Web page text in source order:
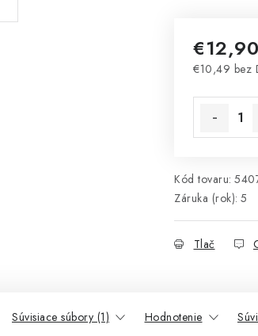
€12,90
€10,49 bez
Kód tovaru:
Záruka (rok): 5
Tlač
Súvisiace súbory (1) Hodnotenie